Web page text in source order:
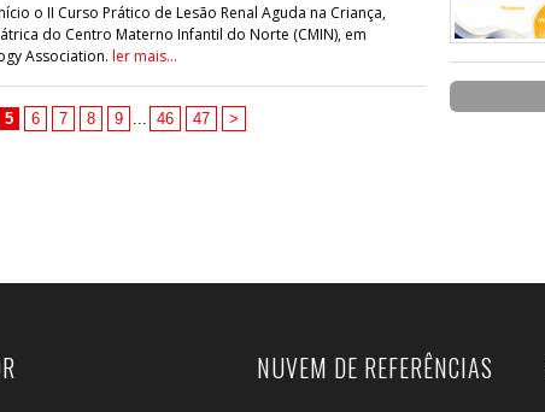
o II Curso Prático de Lesão Renal Aguda na Criança,
do Centro Materno Infantil do Norte (CMIN), em
Association. ler mais...
5 6 7 8 9 46 47 >
NUVEM DE REFERÊNCIAS